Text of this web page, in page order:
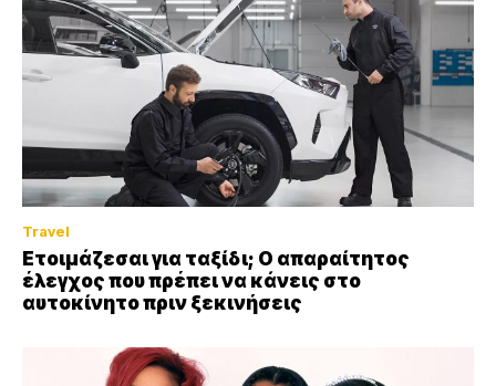
Travel
Ετοιμάζεσαι για ταξίδι; Ο απαραίτητος
έλεγχος που πρέπει να κάνεις στο
αυτοκίνητο πριν ξεκινήσεις